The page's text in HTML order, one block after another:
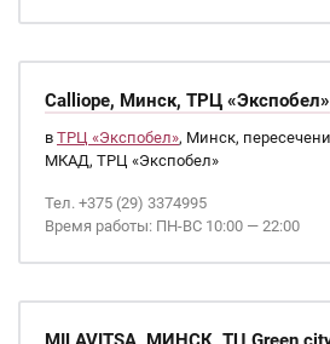
Calliope, Минск, ТРЦ «Экспобел»
в ТРЦ «Экспобел», Минск,
МКАД, ТРЦ «Экспобел»
Тел. +375 (29) 3374995
Время работы: ПН-ВС 10:00 — 22:00